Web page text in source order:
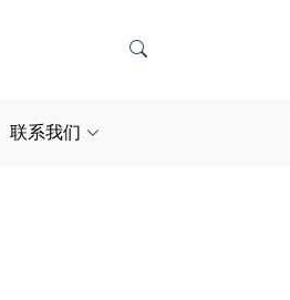
联系我们